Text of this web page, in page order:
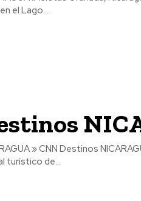
el Lago...
turístico de...